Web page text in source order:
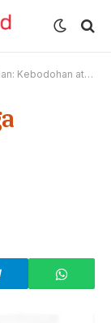
Ketidakberdayaan?